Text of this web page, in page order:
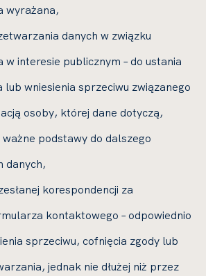
wyrażana,
danych w związku
w interesie publicznym – do ustania
wniesienia sprzeciwu związanego
osoby, której dane dotyczą,
podstawy do dalszego
danych,
korespondencji za
kontaktowego – odpowiednio
sprzeciwu, cofnięcia zgody lub
jednak nie dłużej niż przez